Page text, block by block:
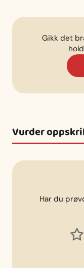
Gikk det
Vurder
Har du